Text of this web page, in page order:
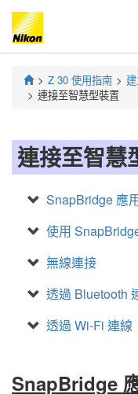
Z 30 使用指南
連接至智慧型裝置
連接至智慧
SnapBridge 應
使用
無線連接
透過 Bluetooth
透過 Wi-Fi 連線
SnapBridge